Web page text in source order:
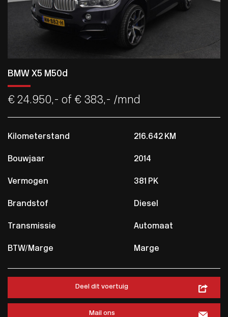
BMW X5 M50d
€ 24.950,- of € 383,- /mnd
Kilometerstand 216.642 KM
Bouwjaar 2014
Vermogen 381 PK
Brandstof Diesel
Transmissie Automaat
BTW/Marge Marge
Deel dit voertuig
Mail ons